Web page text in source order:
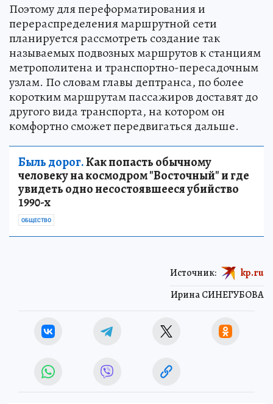
Поэтому для переформатирования и
перераспределения маршрутной сети
планируется рассмотреть создание так
называемых подвозных маршрутов к станциям
метрополитена и транспортно-пересадочным
узлам. По словам главы дептранса, по более
коротким маршрутам пассажиров доставят до
другого вида транспорта, на котором он
комфортно сможет передвигаться дальше.
Быль дорог.Как попасть обычному
человеку на космодром "Восточный" и где
увидеть одно несостоявшееся убийство
1990-х
ОБЩЕСТВО
Ирина СИНЕГУБОВА
Источник: kp.ru